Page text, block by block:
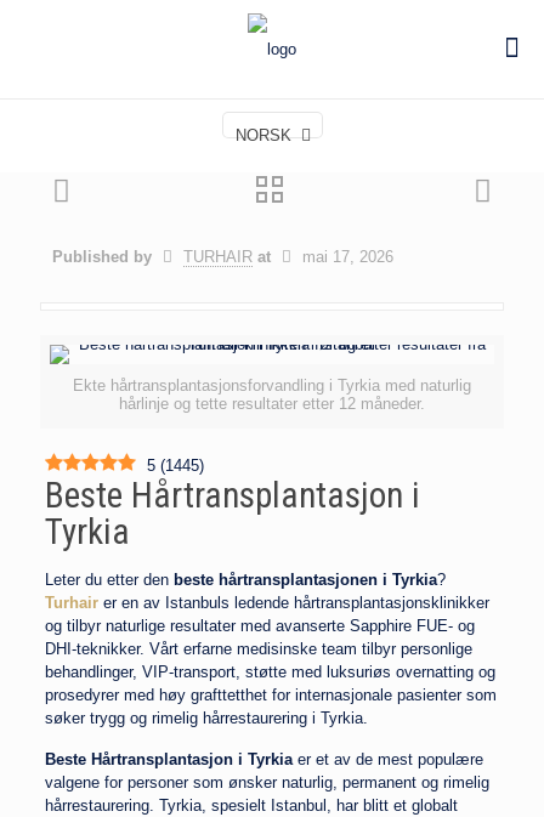
NORSK
Published by TURHAIR at mai 17, 2026
Ekte hårtransplantasjonsforvandling i Tyrkia med naturlig
hårlinje og tette resultater etter 12 måneder.
5 (1445)
Beste Hårtransplantasjon i
Tyrkia
Leter du etter den beste hårtransplantasjonen i Tyrkia?
Turhairer en av Istanbuls ledende hårtransplantasjonsklinikker
og tilbyr naturlige resultater med avanserte Sapphire FUE- og
DHI-teknikker. Vårt erfarne medisinske team tilbyr personlige
behandlinger, VIP-transport, støtte med luksuriøs overnatting og
prosedyrer med høy grafttetthet for internasjonale pasienter som
søker trygg og rimelig hårrestaurering i Tyrkia.
Beste Hårtransplantasjon i Tyrkiaer et av de mest populære
valgene for personer som ønsker naturlig, permanent og rimelig
hårrestaurering. Tyrkia, spesielt Istanbul, har blitt et globalt